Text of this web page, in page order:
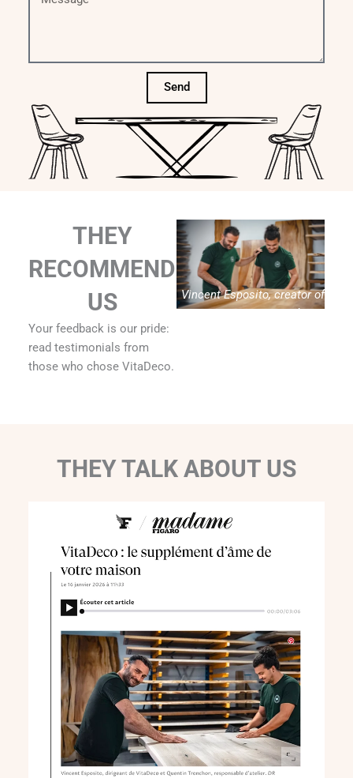
Send
Vincent Esposito, creator of
THEY
RECOMMEND
US
Your feedback is our pride:
read testimonials from
those who chose VitaDeco.
THEY TALK ABOUT US